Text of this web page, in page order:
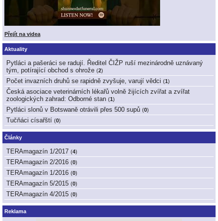
Přejít na videa
Aktuality
Pytláci a pašeráci se radují. Ředitel ČIŽP ruší mezinárodně uznávaný
tým, potírající obchod s ohrože (2)
Počet invazních druhů se rapidně zvyšuje, varují vědci (1 )
Česká asociace veterinárních lékařů volně žijících zvířat a zvířat
zoologických zahrad: Odborné stan (1 )
Pytláci slonů v Botswaně otrávili přes 500 supů (0)
Tučňáci císařští (0)
Články
TERAmagazín 1/2017 (4)
TERAmagazín 2/2016 (0)
TERAmagazín 1/2016 (0)
TERAmagazín 5/2015 (0)
TERAmagazín 4/2015 (0)
Reklama